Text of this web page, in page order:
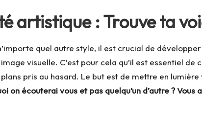
artistique: Trouve ta
quel autre style, il est crucial de
visuelle. C’est pour cela qu’il est essentiel de
pris au hasard. Le but est de mettre en
on écouterai vous et pas quelqu’un d’autre ?Vous